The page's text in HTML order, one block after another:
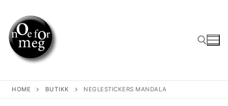
content
HOME BUTIKK NEGLESTICKERS MANDALA